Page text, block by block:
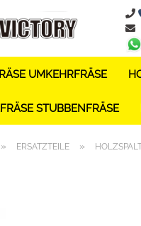
UMKEHRFRÄSE
STUBBENFRÄSE
» ERSATZTEILE »